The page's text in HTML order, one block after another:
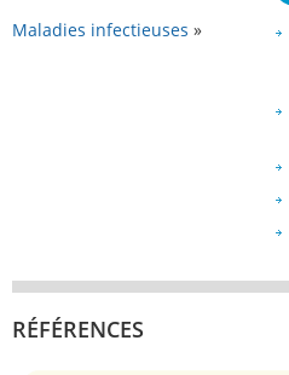
Maladies infectieuses
RÉFÉRENCES